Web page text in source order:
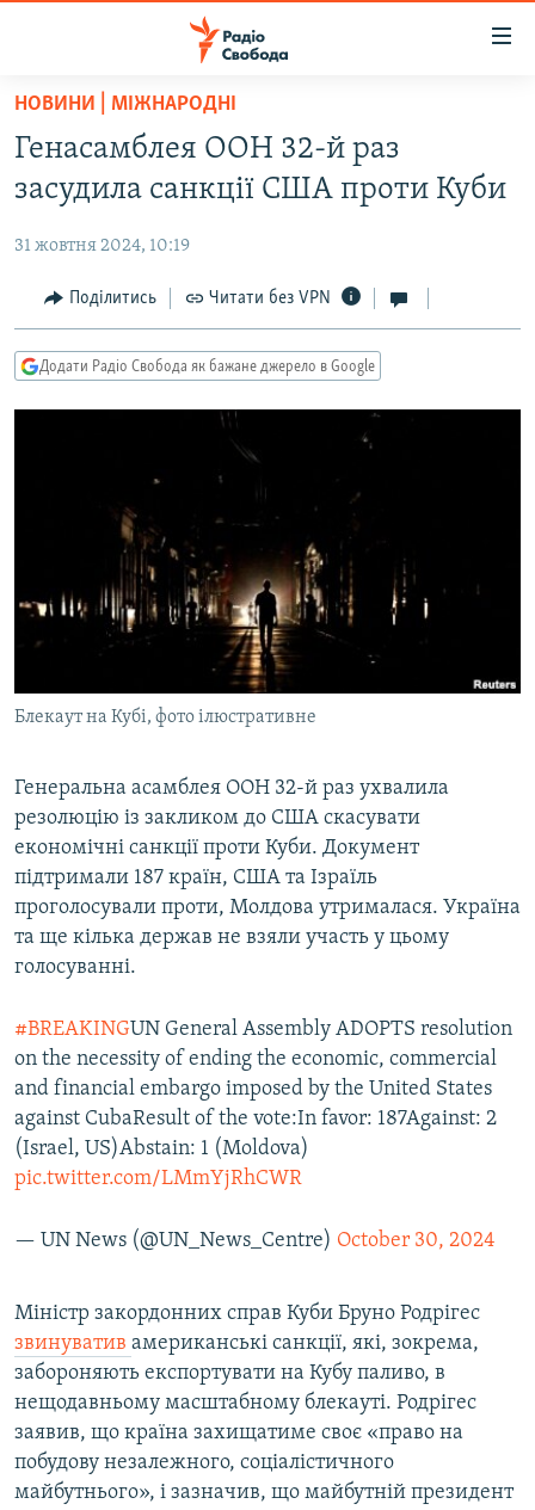
Перейти
основного
матеріалу
Перейти
до
навігації
Перейти
до
РАДІО СВОБОДА – 70 РОКІВ
СТАТТІ
ПОЛІТИКА
ЕКОНОМІКА
КУЛЬТУРА
ВІЙНА
РОСІЙСЬКА «ФІЛЬТРАЦІЯ»
КРИМ.РЕАЛІЇ
КИТАЙ.ВИКЛИКИ
МУЛЬТИМЕДІА
ФОТО
СПЕЦПРОЄКТИ
РУС
УКР
КТАТ
ДОЛУЧАЙСЯ!
Усі сайти RFE/RL
НОВИНИ | МІЖНАРОДНІ
Генасамблея ООН 32-й раз
засудила санкції США проти Куби
31 жовтня 2024, 10:19
Поділитись Читати без VPN
Додати Радіо Свобода як бажане джерело в Google
Блекаут на Кубі, фото ілюстративне
Генеральна асамблея ООН 32-й раз ухвалила
резолюцію із закликом до США скасувати
економічні санкції проти Куби. Документ
підтримали 187 країн, США та Ізраїль
проголосували проти, Молдова утрималася. Україна
та ще кілька держав не взяли участь у цьому
голосуванні.
#BREAKINGUN General Assembly ADOPTS resolution
on the necessity of ending the economic, commercial
and financial embargo imposed by the United States
against CubaResult of the vote:In favor: 187Against: 2
(Israel, US)Abstain: 1 (Moldova)
pic.twitter.com/LMmYjRhCWR
— UN News (@UN_News_Centre) October 30, 2024
Міністр закордонних справ Куби Бруно Родрігес
звинуватив американські санкції, які, зокрема,
забороняють експортувати на Кубу паливо, в
нещодавньому масштабному блекауті. Родрігес
заявив, що країна захищатиме своє «право на
побудову незалежного, соціалістичного
майбутнього», і зазначив, що майбутній президент